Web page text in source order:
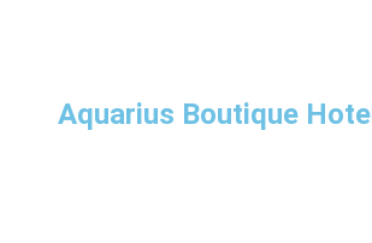
Aquarius Boutique Hotel